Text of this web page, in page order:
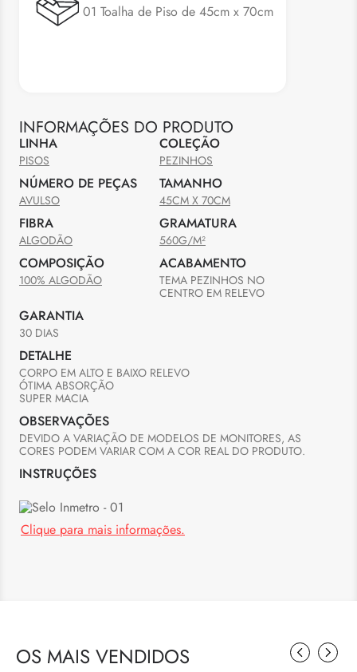
01 Toalha de Piso de 45cm x 70cm
INFORMAÇÕES DO PRODUTO
LINHA
PISOS
COLEÇÃO
PEZINHOS
NÚMERO DE PEÇAS
AVULSO
TAMANHO
45CM X 70CM
FIBRA
ALGODÃO
GRAMATURA
560G/M²
COMPOSIÇÃO
100% ALGODÃO
ACABAMENTO
TEMA PEZINHOS NO
CENTRO EM RELEVO
DETALHE
CORPO EM ALTO E BAIXO RELEVO
ÓTIMA ABSORÇÃO
SUPER MACIA
GARANTIA
30 DIAS
OBSERVAÇÕES
DEVIDO A VARIAÇÃO DE MODELOS DE MONITORES, AS
CORES PODEM VARIAR COM A COR REAL DO PRODUTO.
INSTRUÇÕES
Clique para mais informações.
OS MAIS VENDIDOS